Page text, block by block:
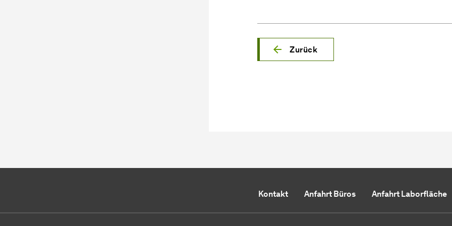
Zurück
Kontakt Anfahrt Büros Anfahrt Laborfläche